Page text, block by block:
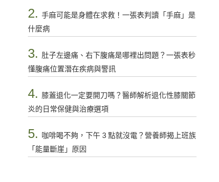
2. 手麻可能是身體在求救！一張表判讀「手麻」是
什麼病
3. 肚子左邊痛、右下腹痛是哪裡出問題？一張表秒
懂腹痛位置潛在疾病與警訊
4. 膝蓋退化一定要開刀嗎？醫師解析退化性膝關節
炎的日常保健與治療選項
5.
咖啡喝不夠，下午 3 點就沒電？營養師揭上班族
「能量斷崖」原因